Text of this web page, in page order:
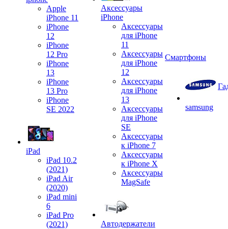
Apple
iPhone 11
iPhone
12
iPhone
12 Pro
iPhone
13
iPhone
13 Pro
iPhone
SE 2022
iPad
iPad 10.2
(2021)
iPad Air
(2020)
iPad mini
6
iPad Pro
(2021)
Аксессуары
iPhone
Аксессуары
для iPhone
11
Аксессуары
для iPhone
12
Аксессуары
для iPhone
13
Аксессуары
для iPhone
SE
Аксессуары
к iPhone 7
Аксессуары
к iPhone X
Аксессуары
MagSafe
Автодержатели
Смартфоны
samsung